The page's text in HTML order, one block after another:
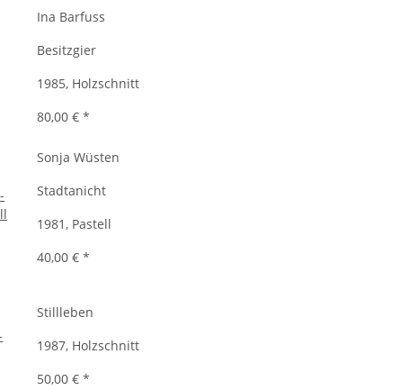
Ina Barfuss
Besitzgier
1985, Holzschnitt
80,00 €*
Sonja Wüsten
Stadtanicht
1981, Pastell
40,00 €*
Stillleben
1987, Holzschnitt
50,00 €*